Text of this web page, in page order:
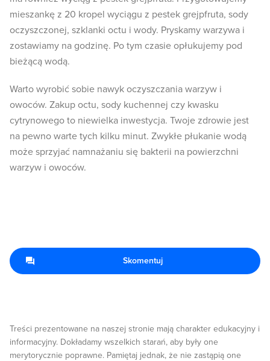
mieszankę z 20 kropel wyciągu z pestek grejpfruta, sody
oczyszczonej, szklanki octu i wody. Pryskamy warzywa i
zostawiamy na godzinę. Po tym czasie opłukujemy pod
bieżącą wodą.
Warto wyrobić sobie nawyk oczyszczania warzyw i
owoców. Zakup octu, sody kuchennej czy kwasku
cytrynowego to niewielka inwestycja. Twoje zdrowie jest
na pewno warte tych kilku minut. Zwykłe płukanie wodą
może sprzyjać namnażaniu się bakterii na powierzchni
warzyw i owoców.
Treści prezentowane na naszej stronie mają charakter edukacyjny i
informacyjny. Dokładamy wszelkich starań, aby były one
merytorycznie poprawne. Pamiętaj jednak, że nie zastąpią one
Skomentuj